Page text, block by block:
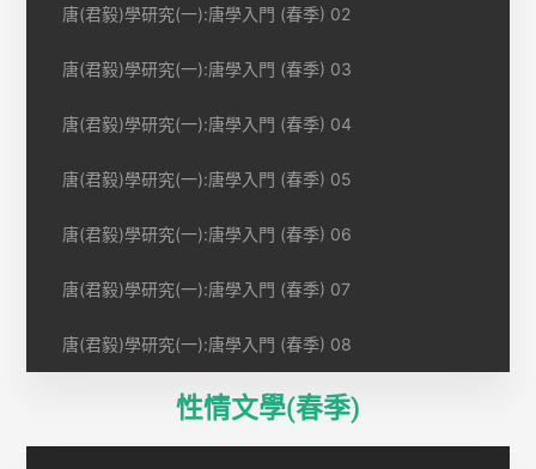
唐(君毅)學研究(一):唐學入門 (春季) 02
唐(君毅)學研究(一):唐學入門 (春季) 03
唐(君毅)學研究(一):唐學入門 (春季) 04
唐(君毅)學研究(一):唐學入門 (春季) 05
唐(君毅)學研究(一):唐學入門 (春季) 06
唐(君毅)學研究(一):唐學入門 (春季) 07
唐(君毅)學研究(一):唐學入門 (春季) 08
性情文學(春季)